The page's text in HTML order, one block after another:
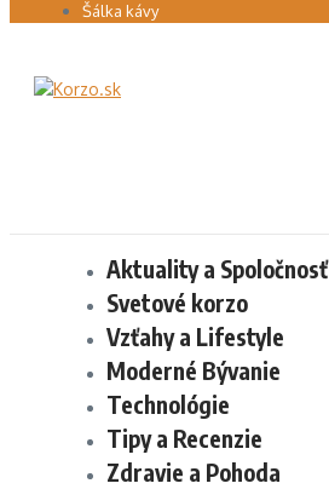
Šálka kávy
Aktuality a Spoločnosť
Svetové korzo
Vzťahy a Lifestyle
Moderné Bývanie
Technológie
Tipy a Recenzie
Zdravie a Pohoda